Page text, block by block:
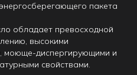
пакета
обладает превосходной
высокими
моюще-диспергирующими и
свойствами.